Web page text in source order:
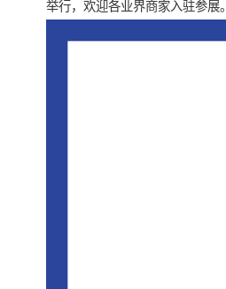
举行，欢迎各业界商家入驻参展。